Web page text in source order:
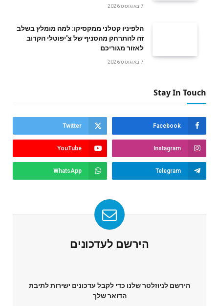
7 באוגוסט 2026
הלפיניו קטלני ממקסיקו: למה מומלץ בשלב
זה להתרחק מהסניף של צ'יפוטלי הקרוב
לאזור מגוריכם
7 באוגוסט 2026
Stay In Touch
Facebook
Twitter
Instagram
YouTube
Telegram
WhatsApp
הירשם לעדכונים
הירשם לניוזלטר שלנו כדי לקבל עדכונים ישירות לתיבת
הדואר שלך